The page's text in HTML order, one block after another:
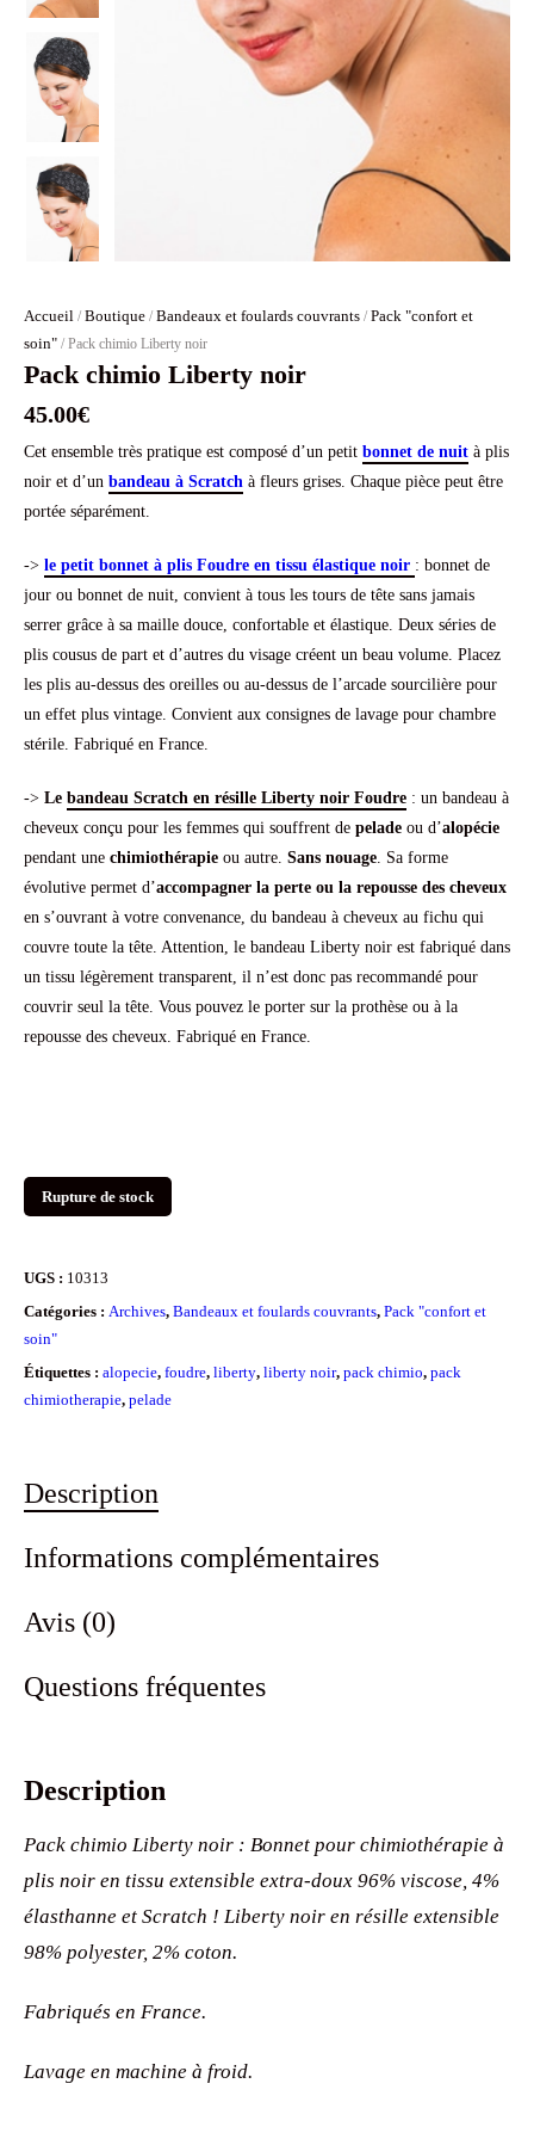
Accueil / Boutique / Bandeaux et foulards couvrants / Pack "confort et
soin" / Pack chimio Liberty noir
Pack chimio Liberty noir
45.00€
Cet ensemble très pratique est composé d’un petit bonnet de nuit à plis
noir et d’un bandeau à Scratch à fleurs grises. Chaque pièce peut être
portée séparément.
-> le petit bonnet à plis Foudre en tissu élastique noir : bonnet de
jour ou bonnet de nuit, convient à tous les tours de tête sans jamais
serrer grâce à sa maille douce, confortable et élastique. Deux séries de
plis cousus de part et d’autres du visage créent un beau volume. Placez
les plis au-dessus des oreilles ou au-dessus de l’arcade sourcilière pour
un effet plus vintage. Convient aux consignes de lavage pour chambre
stérile. Fabriqué en France.
-> Le bandeau Scratch en résille Liberty noir Foudre : un bandeau à
cheveux conçu pour les femmes qui souffrent de pelade ou d’alopécie
pendant une chimiothérapie ou autre. Sans nouage. Sa forme
évolutive permet d’accompagner la perte ou la repousse des cheveux
en s’ouvrant à votre convenance, du bandeau à cheveux au fichu qui
couvre toute la tête. Attention, le bandeau Liberty noir est fabriqué dans
un tissu légèrement transparent, il n’est donc pas recommandé pour
couvrir seul la tête. Vous pouvez le porter sur la prothèse ou à la
repousse des cheveux. Fabriqué en France.
Rupture de stock
UGS : 10313
Catégories : Archives, Bandeaux et foulards couvrants, Pack "confort et
soin"
Étiquettes : alopecie, foudre, liberty, liberty noir, pack chimio, pack
chimiotherapie, pelade
Description
Informations complémentaires
Avis (0)
Questions fréquentes
Description
Pack chimio Liberty noir : Bonnet pour chimiothérapie à
plis noir en tissu extensible extra-doux 96% viscose, 4%
élasthanne et Scratch ! Liberty noir en résille extensible
98% polyester, 2% coton.
Fabriqués en France.
Lavage en machine à froid.